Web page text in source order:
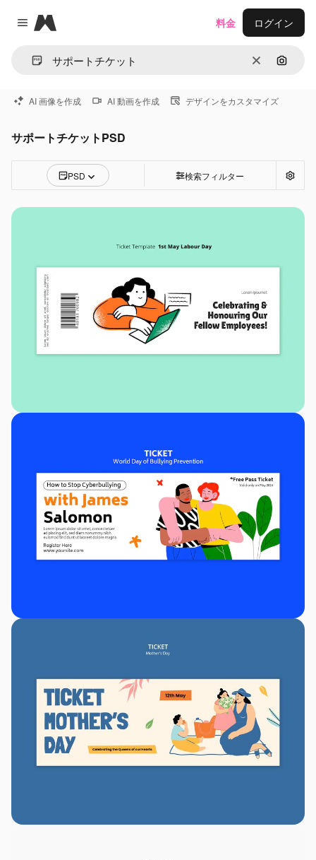
Close menu
Magnific
消去 画像で
料金 ログイン
AI 画像を作成 AI 動画を作成 デザインをカスタマイズ
サポートチケットPSD
PSD 検索フィルター